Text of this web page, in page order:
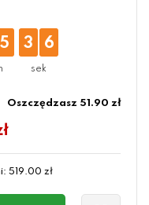
5 3 6
Oszczędzasz 51.90 zł
519.00 zł